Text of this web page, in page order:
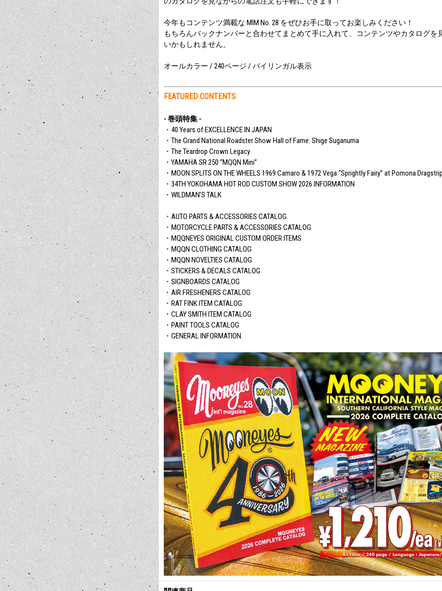
今年もコンテンツ満載な MIM No. 28 をぜひお手に取ってお楽しみください！
もちろんバックナンバーと合わせてまとめて手に入れて、コンテンツやカタログを
いかもしれません。
オールカラー / 240ページ / バイリンガル表示
FEATURED CONTENTS
- 巻頭特集 -
・40 Years of EXCELLENCE IN JAPAN
・The Grand National Roadster Show Hall of Fame: Shige Suganuma
・The Teardrop Crown Legacy
・YAMAHA SR 250 “MQQN Mini”
・MOON SPLITS ON THE WHEELS 1969 Camaro & 1972 Vega “Sprightly Fairy” at Pomona
・34TH YOKOHAMA HOT ROD CUSTOM SHOW 2026 INFORMATION
・WILDMAN’S TALK
・AUTO PARTS & ACCESSORIES CATALOG
・MOTORCYCLE PARTS & ACCESSORIES CATALOG
・MQQNEYES ORIGINAL CUSTOM ORDER ITEMS
・MQQN CLOTHING CATALOG
・MQQN NOVELTIES CATALOG
・STICKERS & DECALS CATALOG
・SIGNBOARDS CATALOG
・AIR FRESHENERS CATALOG
・RAT FINK ITEM CATALOG
・CLAY SMITH ITEM CATALOG
・PAINT TOOLS CATALOG
・GENERAL INFORMATION